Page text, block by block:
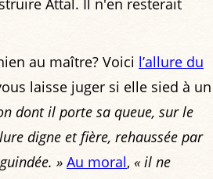
Attal. Il n'en resterait
au maître? Voici l’allure du
laisse juger si elle sied à un
dont il porte sa queue, sur le
digne et fière, rehaussée par
» Au moral, « il ne